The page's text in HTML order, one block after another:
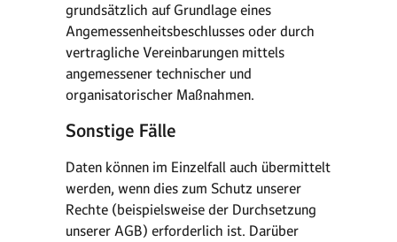
grundsätzlich auf Grundlage eines
Angemessenheitsbeschlusses oder durch
vertragliche Vereinbarungen mittels
angemessener technischer und
organisatorischer Maßnahmen.
Sonstige Fälle
Daten können im Einzelfall auch übermittelt
werden, wenn dies zum Schutz unserer
Rechte (beispielsweise der Durchsetzung
unserer AGB) erforderlich ist. Darüber